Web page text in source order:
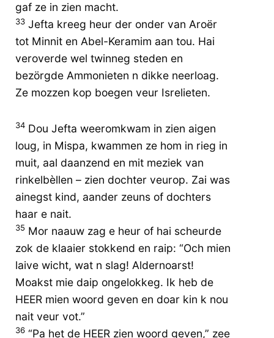
gaf ze in zien macht.
33 Jefta kreeg heur der onder van Aroër
tot Minnit en Abel-Keramim aan tou. Hai
veroverde wel twinneg steden en
bezörgde Ammonieten n dikke neerloag.
Ze mozzen kop boegen veur Isrelieten.
34 Dou Jefta weeromkwam in zien aigen
loug, in Mispa, kwammen ze hom in rieg in
muit, aal daanzend en mit meziek van
rinkelbèllen – zien dochter veurop. Zai was
ainegst kind, aander zeuns of dochters
haar e nait.
35 Mor naauw zag e heur of hai scheurde
zok de klaaier stokkend en raip: “Och mien
laive wicht, wat n slag! Aldernoarst!
Moakst mie daip ongelokkeg. Ik heb de
HEER mien woord geven en doar kin k nou
nait veur vot.”
36 “Pa het de HEER zien woord geven,” zee